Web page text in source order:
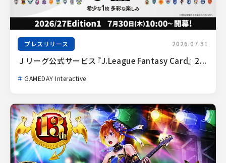
プレスリリース 2026.07.31
Ｊリーグ公式サービス『J.League Fantasy Card』 2...
GAMEDAY Interactive